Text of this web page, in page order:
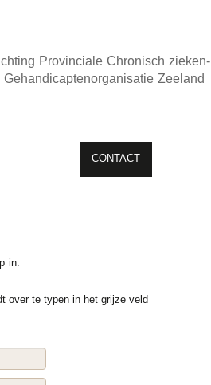
Provinciale Chronisch zieken-
Gehandicaptenorganisatie Zeeland
CONTACT
in.
over te typen in het grijze veld